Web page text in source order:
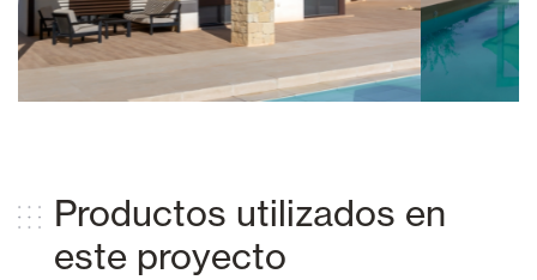
Productos utilizados en
este proyecto